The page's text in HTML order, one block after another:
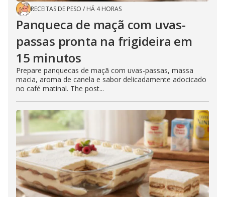
RECEITAS DE PESO / HÁ 4 HORAS
Panqueca de maçã com uvas-
passas pronta na frigideira em
15 minutos
Prepare panquecas de maçã com uvas-passas, massa
macia, aroma de canela e sabor delicadamente adocicado
no café matinal. The post...